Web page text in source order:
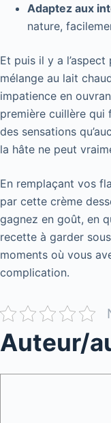
Adaptez aux
nature,
Et puis il y a l’aspect
mélange au lait
impatience en
première cuillère qui
des sensations
la hâte ne peut
En remplaçant vos
par cette crème
gagnez en goût, en
recette à garder
moments où vous
complication.
Auteur/